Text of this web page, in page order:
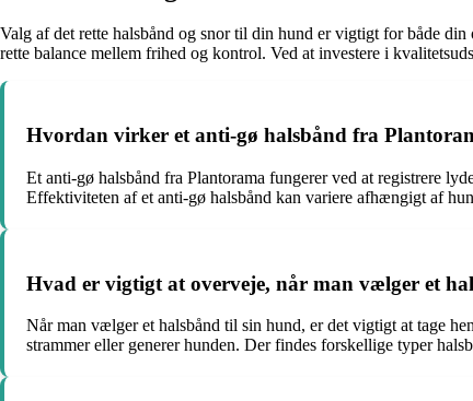
Valg af det rette halsbånd og snor til din hund er vigtigt for både
rette balance mellem frihed og kontrol. Ved at investere i
Hvordan virker et anti-gø halsbånd fra
Et anti-gø halsbånd fra Plantorama fungerer ved at registrere
Effektiviteten af et anti-gø halsbånd kan variere afhængigt af
Hvad er vigtigt at overveje, når man vælger et
Når man vælger et halsbånd til sin hund, er det vigtigt at tage
strammer eller generer hunden. Der findes forskellige typer